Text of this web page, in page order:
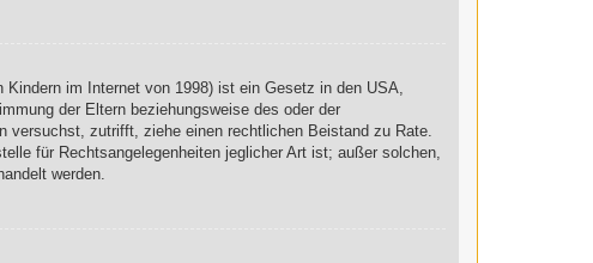
im Internet von 1998) ist ein Gesetz in den USA,
der Eltern beziehungsweise des oder der
versuchst, zutrifft, ziehe einen rechtlichen Beistand zu Rate.
für Rechtsangelegenheiten jeglicher Art ist; außer solchen,
werden.